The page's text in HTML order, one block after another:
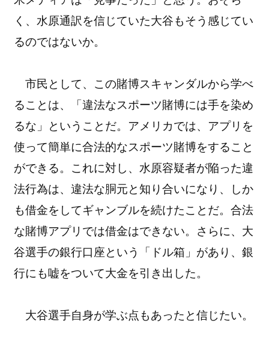
く、水原通訳を信じていた大谷もそう感じてい
るのではないか。
市民として、この賭博スキャンダルから学べ
ることは、「違法なスポーツ賭博には手を染め
るな」ということだ。アメリカでは、アプリを
使って簡単に合法的なスポーツ賭博をすること
ができる。これに対し、水原容疑者が陥った違
法行為は、違法な胴元と知り合いになり、しか
も借金をしてギャンブルを続けたことだ。合法
な賭博アプリでは借金はできない。さらに、大
谷選手の銀行口座という「ドル箱」があり、銀
行にも嘘をついて大金を引き出した。
大谷選手自身が学ぶ点もあったと信じたい。